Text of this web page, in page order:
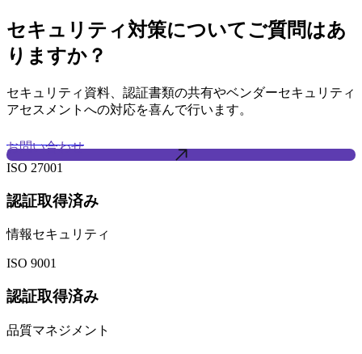
セキュリティ対策についてご質問はあ
りますか？
セキュリティ資料、認証書類の共有やベンダーセキュリティ
アセスメントへの対応を喜んで行います。
お問い合わせ
ISO 27001
認証取得済み
情報セキュリティ
ISO 9001
認証取得済み
品質マネジメント